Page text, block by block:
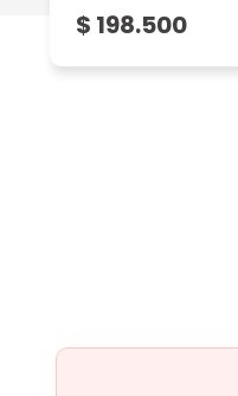
Graciela C
24/02/2025
$ 198.500